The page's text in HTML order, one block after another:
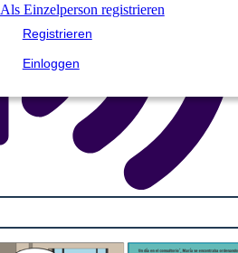
Als Einzelperson registrieren
Registrieren
Einloggen